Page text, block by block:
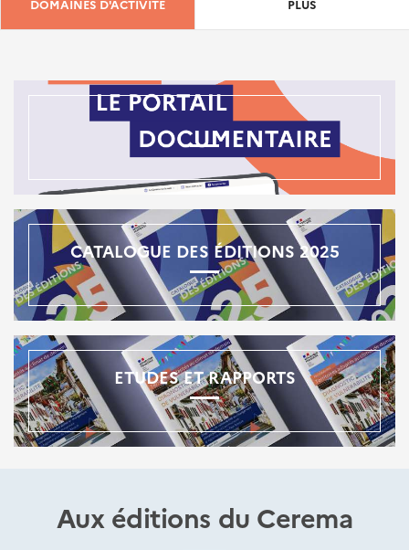
DOMAINES D'ACTIVITÉ PLUS
CATALOGUE DES ÉDITIONS 2025
ETUDES ET RAPPORTS
Aux éditions du Cerema